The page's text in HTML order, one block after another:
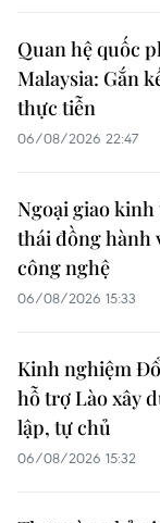
Quan hệ quốc
Malaysia: Gắn
thực tiễn
06/08/2026 22:47
Ngoại giao kinh
thái đồng hành
công nghệ
06/08/2026 15:33
Kinh nghiệm
hỗ trợ Lào xây
lập, tự chủ
06/08/2026 15:32